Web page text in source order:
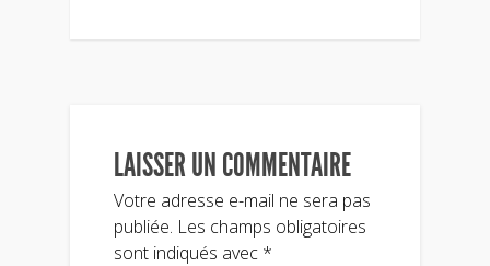
LAISSER UN COMMENTAIRE
Votre adresse e-mail ne sera pas
publiée. Les champs obligatoires
sont indiqués avec *